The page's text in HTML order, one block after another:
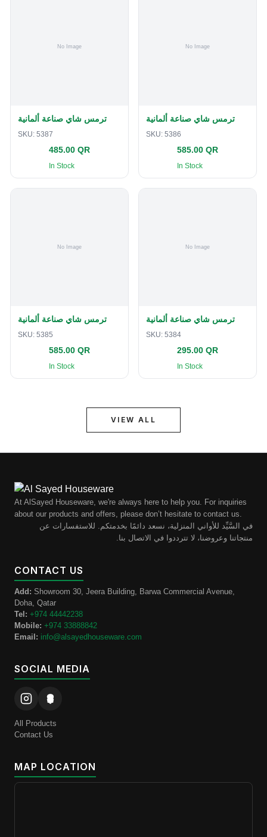
ترمس شاي صناعة ألمانية
SKU: 5387
485.00 QR
In Stock
ترمس شاي صناعة ألمانية
SKU: 5386
585.00 QR
In Stock
ترمس شاي صناعة ألمانية
SKU: 5385
585.00 QR
In Stock
ترمس شاي صناعة ألمانية
SKU: 5384
295.00 QR
In Stock
VIEW ALL
At AlSayed Houseware, we're always here to help you. For inquiries
about our products and offers, please don’t hesitate to contact us.
في السَّيِّد للأواني المنزلية، نسعد دائمًا بخدمتكم. للاستفسارات عن
منتجاتنا وعروضنا، لا تترددوا في الاتصال بنا.
CONTACT US
Add: Showroom 30, Jeera Building, Barwa Commercial Avenue,
Doha, Qatar
Tel: +974 44442238
Mobile: +974 33888842
Email: info@alsayedhouseware.com
SOCIAL MEDIA
All Products
Contact Us
MAP LOCATION